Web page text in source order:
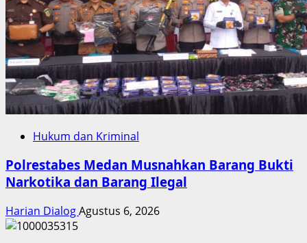
Hukum dan Kriminal
Polrestabes Medan Musnahkan Barang Bukti
Narkotika dan Barang Ilegal
Harian DialogAgustus 6, 2026